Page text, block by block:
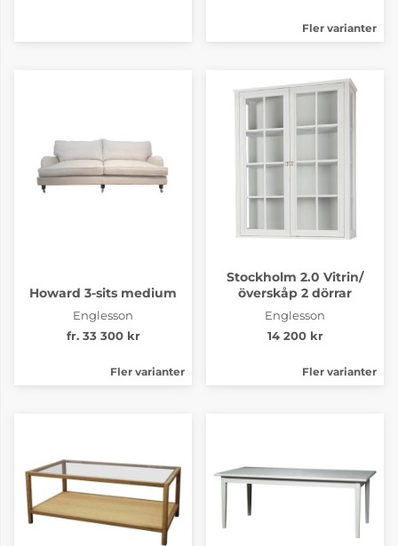
Fler varianter
Howard 3-sits medium
Englesson
fr. 33 300 kr
Fler varianter
Stockholm 2.0 Vitrin/
överskåp 2 dörrar
Englesson
14 200 kr
Fler varianter